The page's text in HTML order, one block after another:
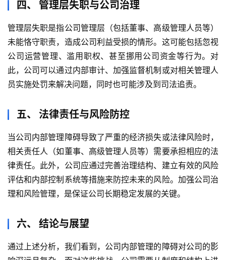
四、 管理层失职与公司治理
管理层失职是指公司管理层（包括董事、高级管理人员等）
未能恪守职责，造成公司利益受损的情形。这可能包括忽视
公司运营管理、滥用职权、甚至挪用公司资金等行为。对
此，公司可以通过内部审计、加强监督机制或对相关管理人
员实施处罚来解决问题，同时也可能涉及到司法追责。
五、 法律责任与风险防控
当公司内部管理障碍导致了严重的经济损失或法律风险时，
相关责任人（如董事、高级管理人员等）需要承担相应的法
律责任。此外，公司应通过完善治理结构、建立有效的风险
评估和内部控制系统等措施来防控未来的风险。加强公司治
理和风险管理，是保证公司长期稳定发展的关键。
六、 结论与展望
通过上述分析，我们看到，公司内部管理的障碍对公司的影